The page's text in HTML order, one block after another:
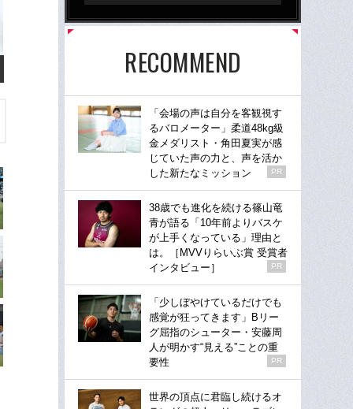
RECOMMEND
「会場の声は自分を客観視す
るバロメーター」柔道48kg級
金メダリスト・角田夏実が感
じていた声の力と、声を活か
した新たなミッション
PR
38歳でも進化を続ける篠山竜
青が語る「10年前よりバスケ
が上手くなっている」理由と
は。［MVVりらいぶ賞 受賞者
インタビュー］
PR
「少しぼやけているだけでも
感覚が狂ってきます」Bリー
グ屈指のシューター・安藤周
人が明かす“見える”ことの重
要性
PR
世界の頂点に君臨し続けるオ